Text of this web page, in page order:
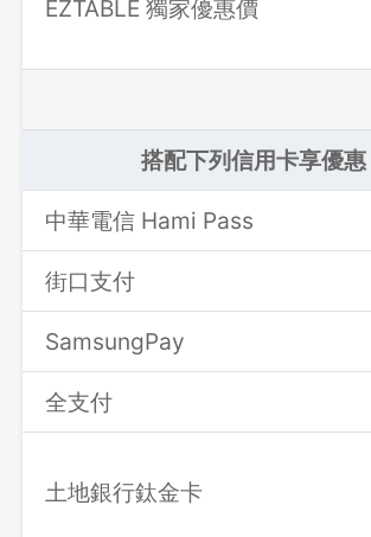
EZTABLE 獨家優惠價
搭配下列信用卡享優惠
中華電信 Hami Pass
街口支付
SamsungPay
全支付
土地銀行鈦金卡
先不要